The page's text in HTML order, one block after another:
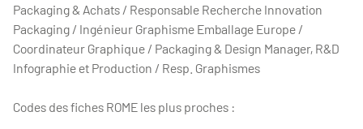
Packaging & Achats / Responsable Recherche Innovation
Packaging / Ingénieur Graphisme Emballage Europe /
Coordinateur Graphique / Packaging & Design Manager, R&D
Infographie et Production / Resp. Graphismes
Codes des fiches ROME les plus proches :